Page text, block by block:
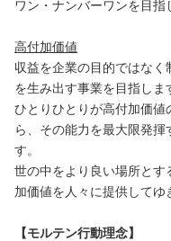
ワン・ナンバーワンを目指
高付加価値
収益を企業の目的ではな
を生み出す事業を目指しま
ひとりひとりが高付加価
ら、その能力を最大限発
す。
世の中をより良い場所と
加価値を人々に提供してゆ
【モルテン行動理念】